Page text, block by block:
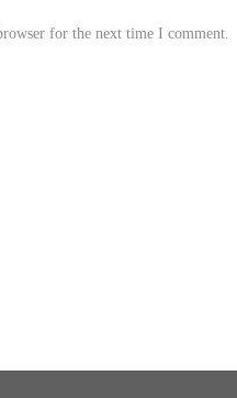
for the next time I comment.